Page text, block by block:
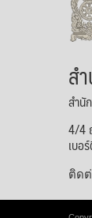
ส
สำนั
4/4
เบอ
ติดต่